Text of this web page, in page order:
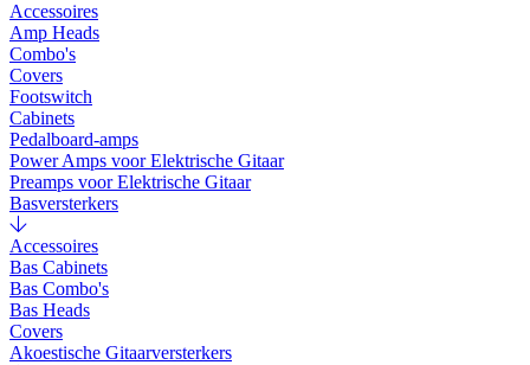
Accessoires
Amp Heads
Combo's
Covers
Footswitch
Cabinets
Pedalboard-amps
Power Amps voor Elektrische Gitaar
Preamps voor Elektrische Gitaar
Basversterkers
Accessoires
Bas Cabinets
Bas Combo's
Bas Heads
Covers
Akoestische Gitaarversterkers